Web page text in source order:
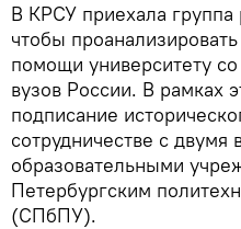
В КРСУ приехала группа
чтобы
помощи университету
вузов России. В рамках
подписание
сотрудничестве с двумя
образовательными
Петербургским
(СПбПУ).